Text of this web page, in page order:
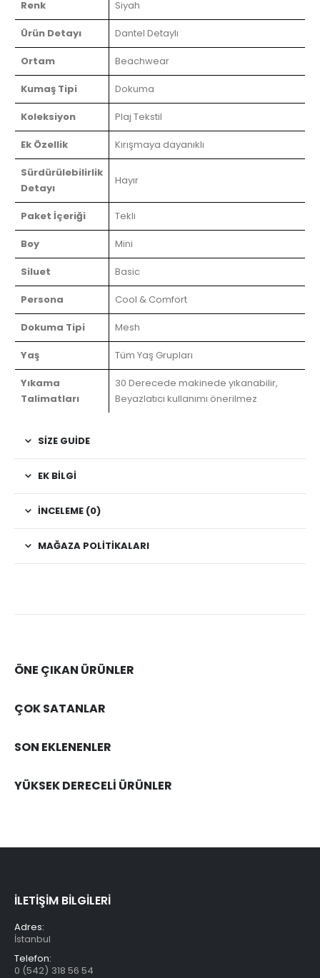
Renk Siyah
Ürün Detayı Dantel Detaylı
Ortam Beachwear
Kumaş Tipi Dokuma
Koleksiyon Plaj Tekstil
Ek Özellik Kırışmaya dayanıklı
Sürdürülebilirlik
Detayı
Hayır
Paket İçeriği Tekli
Boy Mini
Siluet Basic
Persona Cool & Comfort
Dokuma Tipi Mesh
Yaş Tüm Yaş Grupları
Yıkama
Talimatları
30 Derecede makinede yıkanabilir,
Beyazlatıcı kullanımı önerilmez
SIZE GUIDE
EK BILGI
İNCELEME (0)
MAĞAZA POLITIKALARI
ÖNE ÇIKAN ÜRÜNLER
ÇOK SATANLAR
SON EKLENENLER
YÜKSEK DERECELİ ÜRÜNLER
İLETİŞİM BİLGİLERİ
Adres:
İstanbul
Telefon:
0 (542) 318 56 54